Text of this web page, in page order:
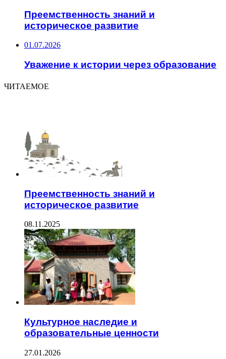
Преемственность знаний и
историческое развитие
01.07.2026
Уважение к истории через образование
ЧИТАЕМОЕ
Преемственность знаний и
историческое развитие
08.11.2025
Культурное наследие и
образовательные ценности
27.01.2026